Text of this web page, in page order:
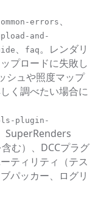
errors 、
and-
、 faq。レンダリ
プロードに失敗し
シュや照度マップ
く調べたい場合に
plugin-
SuperRenders
む）、DCCプラグ
ティリティ（テス
パッカー、ログリ